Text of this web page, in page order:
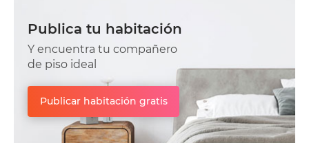
Publica tu habitación
Y encuentra tu compañero
de piso ideal
Publicar habitación gratis